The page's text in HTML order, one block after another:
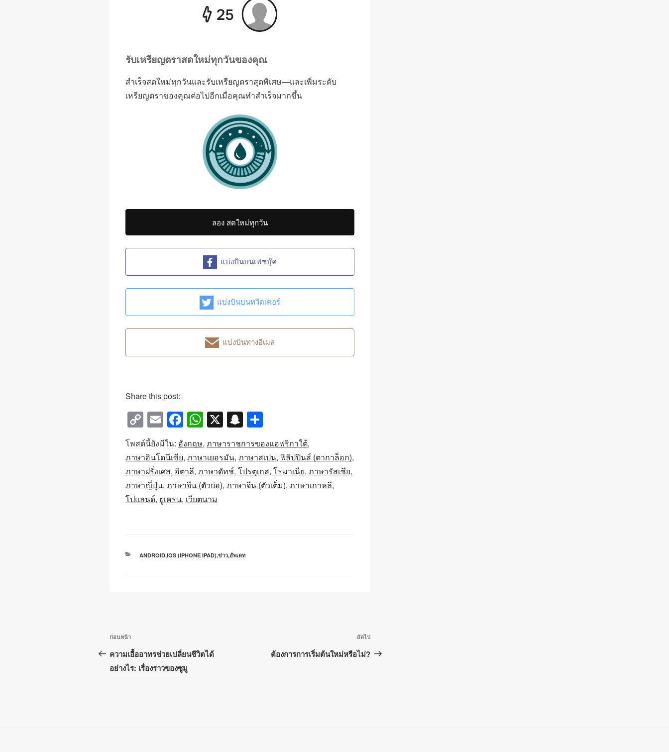
รับเหรียญตราสดใหม่ทุกวันของคุณ
สำเร็จสดใหม่ทุกวันและรับเหรียญตราสุดพิเศษ—และเพิ่มระดับ
เหรียญตราของคุณต่อไปอีกเมื่อคุณทำสำเร็จมากขึ้น
ลอง สดใหม่ทุกวัน
แบ่งปันบนเฟซบุ๊ค
แบ่งปันบนทวีตเตอร์
แบ่งปันทางอีเมล
Share this post:
C
o
p
y
Li
n
E
m
ail
F
a
c
e
b
o
W
h
at
s
A
p
X S
n
a
p
c
ar
e
โพสต์นี้ยังมีใน: อังกฤษ ภาษาราชการของแอฟริกาใต้
ภาษาอินโดนีเซีย ภาษาเยอรมัน ภาษาสเปน ฟิลิปปินส์ (ตากาล็อก)
ภาษาฝรั่งเศส อิตาลี ภาษาดัทช์ โปรตุเกส โรมาเนีย ภาษารัสเซีย
ภาษาญี่ปุ่น ภาษาจีน (ตัวย่อ) ภาษาจีน (ตัวเต็ม) ภาษาเกาหลี
โปแลนด์ ยูเครน เวียตนาม
หมวด
ANDROID,IOS (IPHONE IPAD),ข่าว,อัพเดท
เมนู
นำทาง
เรื่อง
เรื่อง
ก่อน
หน้า
ก่อนหน้า
ความเอื้ออาทรช่วยเปลี่ยนชีวิตได้
อย่างไร: เรื่องราวของซูมู
เรื่อง
ถัด
ถัดไป
ต้องการการเริ่มต้นใหม่หรือไม่?